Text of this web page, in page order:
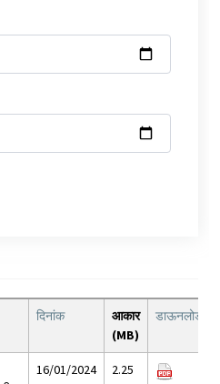
दिनांक
आकार
(MB)
डाऊनलोड
16/01/2024 2.25